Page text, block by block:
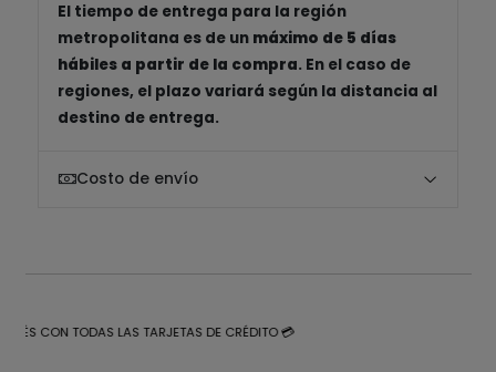
El tiempo de entrega para la región
metropolitana es de un máximo de 5 días
hábiles a partir de la compra. En el caso de
regiones, el plazo variará según la distancia al
destino de entrega.
Costo de envío
CON TODAS LAS TARJETAS DE CRÉDITO 💳